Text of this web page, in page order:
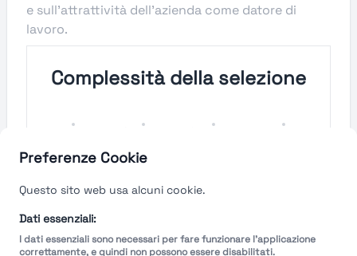
Preferenze Cookie
Questo sito web usa alcuni cookie.
Dati essenziali:
I dati essenziali sono necessari per fare funzionare l'applicazione
correttamente, e quindi non possono essere disabilitati.
e sull'attrattività dell'azienda come datore di
lavoro.
Complessità della selezione
Velocità del processo di
Molto
Breve Lungo
Molto